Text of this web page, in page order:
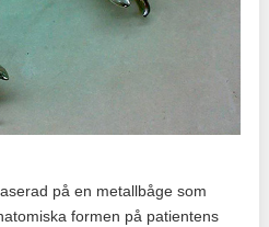
på en metallbåge som
formen på patientens